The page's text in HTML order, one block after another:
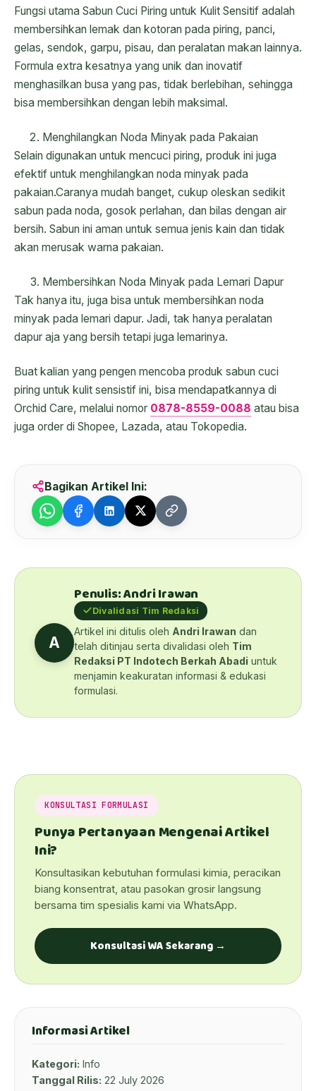
Fungsi utama Sabun Cuci Piring untuk Kulit Sensitif adalah
membersihkan lemak dan kotoran pada piring, panci,
gelas, sendok, garpu, pisau, dan peralatan makan lainnya.
Formula extra kesatnya yang unik dan inovatif
menghasilkan busa yang pas, tidak berlebihan, sehingga
bisa membersihkan dengan lebih maksimal.
Menghilangkan Noda Minyak pada Pakaian
Selain digunakan untuk mencuci piring, produk ini juga
efektif untuk menghilangkan noda minyak pada
pakaian.Caranya mudah banget, cukup oleskan sedikit
sabun pada noda, gosok perlahan, dan bilas dengan air
bersih. Sabun ini aman untuk semua jenis kain dan tidak
akan merusak warna pakaian.
Membersihkan Noda Minyak pada Lemari Dapur
Tak hanya itu, juga bisa untuk membersihkan noda
minyak pada lemari dapur. Jadi, tak hanya peralatan
dapur aja yang bersih tetapi juga lemarinya.
Buat kalian yang pengen mencoba produk sabun cuci
piring untuk kulit sensistif ini, bisa mendapatkannya di
Orchid Care, melalui nomor 0878-8559-0088 atau bisa
juga order di Shopee, Lazada, atau Tokopedia.
Bagikan Artikel Ini:
A
Penulis: Andri Irawan
Divalidasi Tim Redaksi
Artikel ini ditulis oleh Andri Irawan dan
telah ditinjau serta divalidasi oleh Tim
Redaksi PT Indotech Berkah Abadi untuk
menjamin keakuratan informasi & edukasi
formulasi.
KONSULTASI FORMULASI
Punya Pertanyaan Mengenai Artikel
Ini?
Konsultasikan kebutuhan formulasi kimia, peracikan
biang konsentrat, atau pasokan grosir langsung
bersama tim spesialis kami via WhatsApp.
Konsultasi WA Sekarang →
Informasi Artikel
Kategori: Info
Tanggal Rilis: 22 July 2026